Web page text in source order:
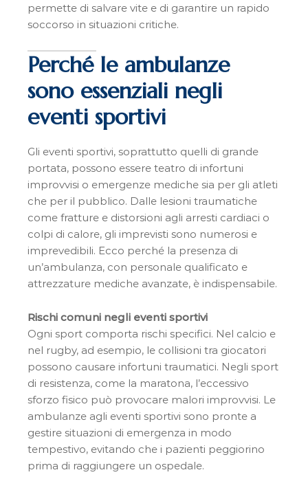
permette di salvare vite e di garantire un rapido
soccorso in situazioni critiche.
Perché le ambulanze
sono essenziali negli
eventi sportivi
Gli eventi sportivi, soprattutto quelli di grande
portata, possono essere teatro di infortuni
improvvisi o emergenze mediche sia per gli atleti
che per il pubblico. Dalle lesioni traumatiche
come fratture e distorsioni agli arresti cardiaci o
colpi di calore, gli imprevisti sono numerosi e
imprevedibili. Ecco perché la presenza di
un’ambulanza, con personale qualificato e
attrezzature mediche avanzate, è indispensabile.
Rischi comuni negli eventi sportivi
Ogni sport comporta rischi specifici. Nel calcio e
nel rugby, ad esempio, le collisioni tra giocatori
possono causare infortuni traumatici. Negli sport
di resistenza, come la maratona, l’eccessivo
sforzo fisico può provocare malori improvvisi. Le
ambulanze agli eventi sportivi sono pronte a
gestire situazioni di emergenza in modo
tempestivo, evitando che i pazienti peggiorino
prima di raggiungere un ospedale.